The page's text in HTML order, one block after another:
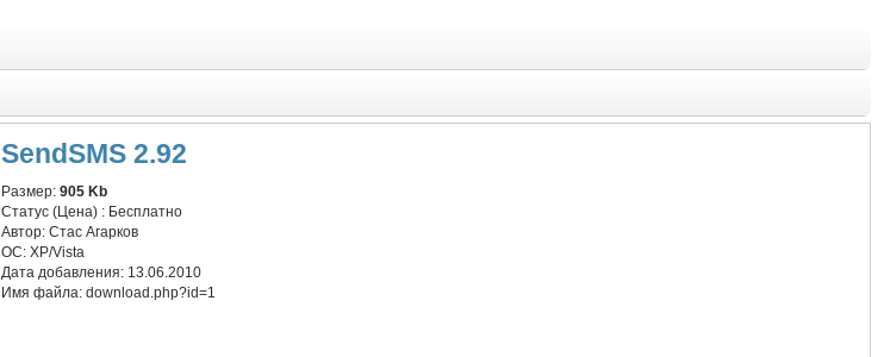
SendSMS 2.92
Размер:905 Kb
Статус (Цена) : Бесплатно
Автор:Стас Агарков
ОС:XP/Vista
Дата добавления: 13.06.2010
Имя файла:download.php?id=1